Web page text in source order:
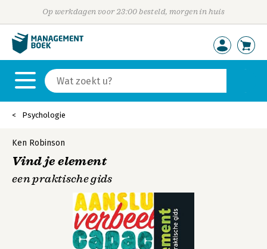
Op werkdagen voor 23:00 besteld, morgen in huis
Psychologie
Ken Robinson
Vind je element
een praktische gids